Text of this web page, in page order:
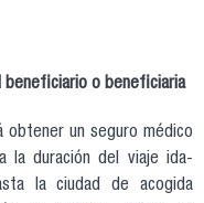
beneficiario o beneficiaria
obtener un seguro médico
la duración del viaje ida-
la ciudad de acogida